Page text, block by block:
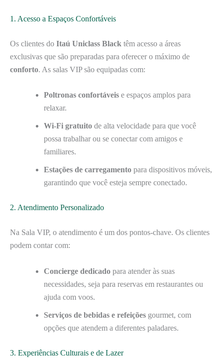
1. Acesso a Espaços Confortáveis
Os clientes do Itaú Uniclass Black têm acesso a áreas
exclusivas que são preparadas para oferecer o máximo de
conforto. As salas VIP são equipadas com:
Poltronas confortáveis e espaços amplos para
relaxar.
Wi-Fi gratuito de alta velocidade para que você
possa trabalhar ou se conectar com amigos e
familiares.
Estações de carregamento para dispositivos móveis,
garantindo que você esteja sempre conectado.
2. Atendimento Personalizado
Na Sala VIP, o atendimento é um dos pontos-chave. Os clientes
podem contar com:
Concierge dedicado para atender às suas
necessidades, seja para reservas em restaurantes ou
ajuda com voos.
Serviços de bebidas e refeições gourmet, com
opções que atendem a diferentes paladares.
3. Experiências Culturais e de Lazer